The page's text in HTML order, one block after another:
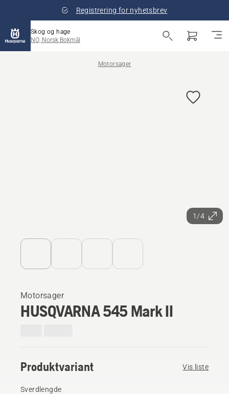
Registrering for nyhetsbrev
Skog og hage
NO, Norsk Bokmål
Motorsager
1/4
Motorsager
HUSQVARNA 545 Mark II
Produktvariant Vis liste
Sverdlengde